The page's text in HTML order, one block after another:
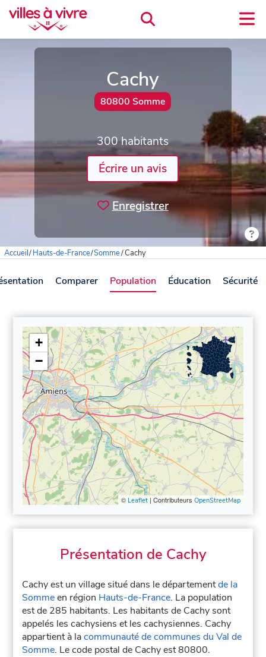
Cachy
80800 Somme
300 habitants
Écrire un avis
Enregistrer
Accueil/Hauts-de-France/Somme/Cachy
Comparer Population Éducation Sécurité
+
−
© Leaflet| Contributeurs OpenStreetMap
Présentation de Cachy
Cachy est un village situé dans le départementde la
Sommeen région Hauts-de-France. La population
est de 285 habitants. Les habitants de Cachy sont
appelés les cachysiens et les cachysiennes. Cachy
appartient à lacommunauté de communes du Val de
Somme. Le code postal de Cachy est 80800.